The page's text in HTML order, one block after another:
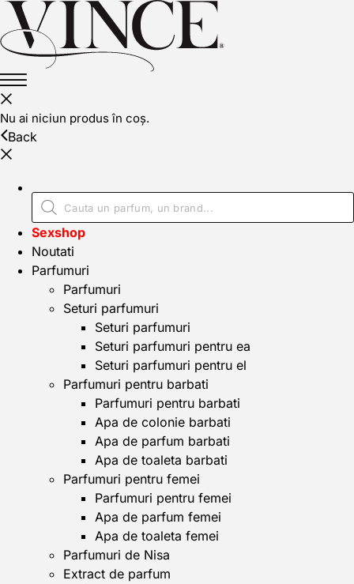
Nu ai niciun produs în coș.
Back
Sexshop
Noutati
Parfumuri
Parfumuri
Seturi parfumuri
Seturi parfumuri
Seturi parfumuri pentru ea
Seturi parfumuri pentru el
Parfumuri pentru barbati
Parfumuri pentru barbati
Apa de colonie barbati
Apa de parfum barbati
Apa de toaleta barbati
Parfumuri pentru femei
Parfumuri pentru femei
Apa de parfum femei
Apa de toaleta femei
Parfumuri de Nisa
Extract de parfum